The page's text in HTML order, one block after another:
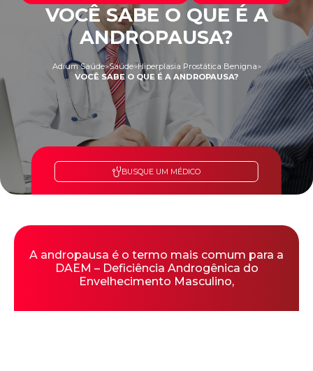
VOCÊ SABE O QUE É A
ANDROPAUSA?
Adium Saúde>Saúde>Hiperplasia Prostática Benigna>
VOCÊ SABE O QUE É A ANDROPAUSA?
BUSQUE UM MÉDICO
A andropausa é o termo mais comum para a
DAEM – Deficiência Androgênica do
Envelhecimento Masculino,